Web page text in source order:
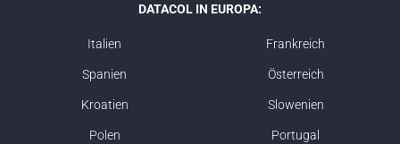
DATACOL IN EUROPA:
Italien Frankreich
Spanien Österreich
Kroatien Slowenien
Polen Portugal